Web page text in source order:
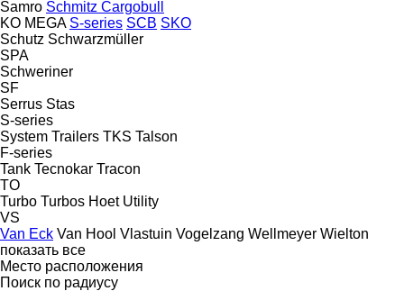
Samro Schmitz Cargobull
KO MEGA S-series SCB SKO
Schutz Schwarzmüller
SPA
Schweriner
SF
Serrus Stas
S-series
System Trailers TKS Talson
F-series
Tank Tecnokar Tracon
TO
Turbo Turbos Hoet Utility
VS
Van Eck Van Hool Vlastuin Vogelzang Wellmeyer Wielton
показать все
Место расположения
Поиск по радиусу